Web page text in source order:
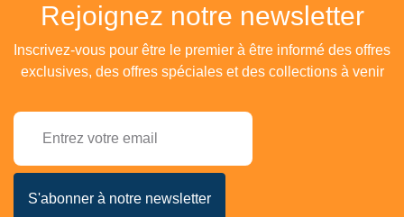
Rejoignez notre newsletter
Inscrivez-vous pour être le premier à être informé des offres
exclusives, des offres spéciales et des collections à venir